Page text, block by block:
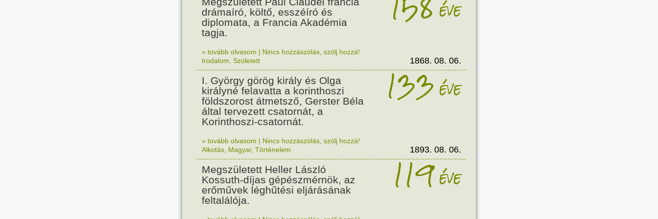
drámaíró, költő, esszéíró és
diplomata, a Francia Akadémia
tagja.
éve
» tovább olvasom | Nincs hozzászólás, szólj hozzá!
Irodalom Született 1868. 08. 06.
I. György görög király és Olga
királyné felavatta a korinthoszi
földszorost átmetsző, Gerster Béla
által tervezett csatornát, a
Korinthoszi-csatornát.
133éve
» tovább olvasom | Nincs hozzászólás, szólj hozzá!
Alkotás Magyar, Történelem 1893. 08. 06.
Megszületett Heller László
Kossuth-díjas gépészmérnök, az
erőművek léghűtési eljárásának
feltalálója.
119éve